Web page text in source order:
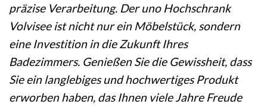
präzise Verarbeitung. Der uno Hochschrank
Volvisee ist nicht nur ein Möbelstück, sondern
eine Investition in die Zukunft Ihres
Badezimmers. Genießen Sie die Gewissheit, dass
Sie ein langlebiges und hochwertiges Produkt
erworben haben, das Ihnen viele Jahre Freude